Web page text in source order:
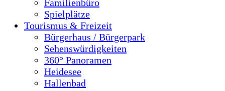
Familienbüro
Spielplätze
Tourismus & Freizeit
Bürgerhaus / Bürgerpark
Sehenswürdigkeiten
360° Panoramen
Heidesee
Hallenbad